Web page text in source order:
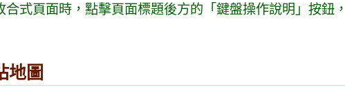
合式頁面時，點擊頁面標題後方的「鍵盤操作說明」按鈕
地圖